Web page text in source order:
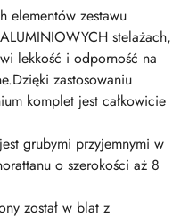
elementów zestawu
stelażach,
lekkość i odporność na
zastosowaniu
komplet jest całkowicie
grubymi przyjemnymi w
o szerokości aż 8
został w blat z